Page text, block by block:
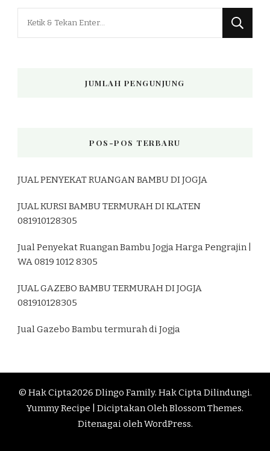
JUMLAH PENGUNJUNG
POS-POS TERBARU
JUAL PENYEKAT RUANGAN BAMBU DI JOGJA
JUAL KURSI BAMBU TERMURAH DI KLATEN
081910128305
Jual Penyekat Ruangan Bambu Jogja Harga Pengrajin |
WA 0819 1012 8305
JUAL GAZEBO BAMBU TERMURAH DI JOGJA
081910128305
Jual Gazebo Bambu termurah di Jogja
© Hak Cipta2026 Dlingo Family. Hak Cipta Dilindungi.
Yummy Recipe | Diciptakan OlehBlossom Themes.
Ditenagai olehWordPress.